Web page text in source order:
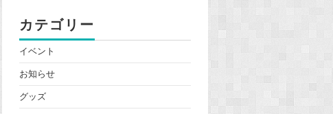
カテゴリー
イベント
お知らせ
グッズ